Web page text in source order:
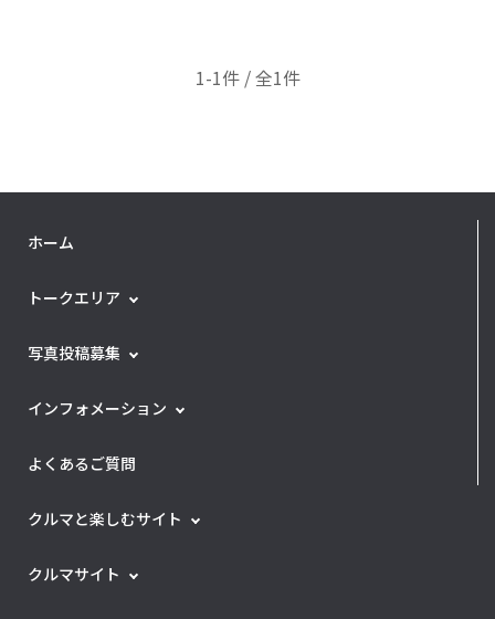
1-1件 / 全1件
ホーム
トークエリア
写真投稿募集
インフォメーション
よくあるご質問
クルマと楽しむサイト
クルマサイト